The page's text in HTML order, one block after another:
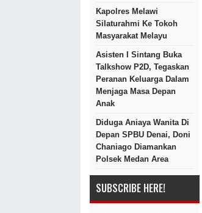
Kapolres Melawi
Silaturahmi Ke Tokoh
Masyarakat Melayu
Asisten I Sintang Buka
Talkshow P2D, Tegaskan
Peranan Keluarga Dalam
Menjaga Masa Depan
Anak
Diduga Aniaya Wanita Di
Depan SPBU Denai, Doni
Chaniago Diamankan
Polsek Medan Area
SUBSCRIBE HERE!